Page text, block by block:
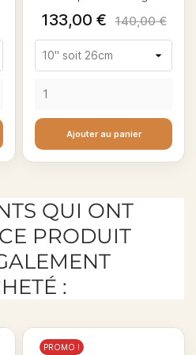
Prix
133,00 € Prix
de
base
140,00 €
Ajouter au panier
QUI ONT
PRODUIT
:
PROMO !